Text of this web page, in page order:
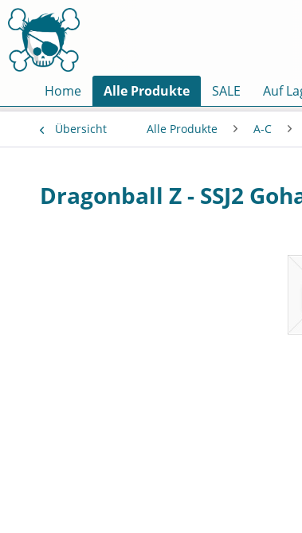
Home Alle Produkte SALE Auf
Übersicht Alle Produkte A-C
Dragonball Z - SSJ2